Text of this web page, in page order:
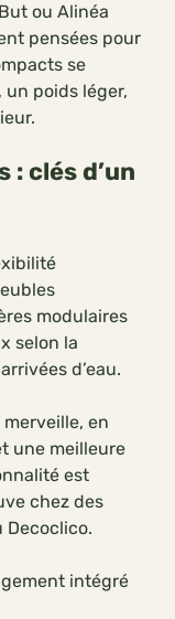
ou Alinéa
pensées pour
se
poids léger,
clés d’un
modulaires
selon la
d’eau.
en
une meilleure
est
chez des
Decoclico.
intégré